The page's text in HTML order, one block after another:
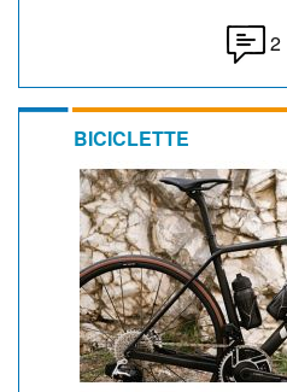
2
BICICLETTE